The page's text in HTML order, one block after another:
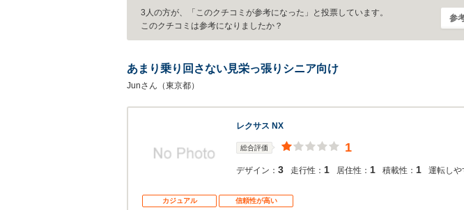
3人の方が、「このクチコミが参考になった」と投票しています。
このクチコミは参考になりましたか？
参
あまり乗り回さない見栄っ張りシニア向け
Junさん（東京都）
レクサス NX
総合評価 1
デザイン： 3 走行性： 1 居住性： 1 積載性： 1 運転しや
カジュアル 信頼性が高い